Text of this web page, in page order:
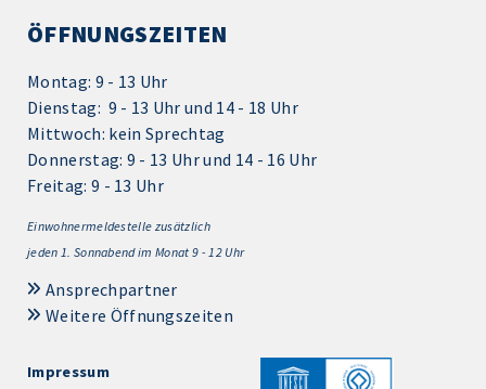
ÖFFNUNGSZEITEN
Montag: 9 - 13 Uhr
Dienstag: 9 - 13 Uhr und 14 - 18 Uhr
Mittwoch: kein Sprechtag
Donnerstag: 9 - 13 Uhr und 14 - 16 Uhr
Freitag: 9 - 13 Uhr
Einwohnermeldestelle zusätzlich
jeden 1. Sonnabend im Monat 9 - 12 Uhr
Ansprechpartner
Weitere Öffnungszeiten
Impressum